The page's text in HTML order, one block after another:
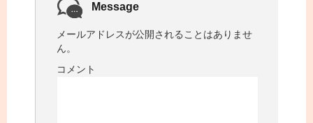
Message
メールアドレスが公開されることはありませ
ん。
コメント